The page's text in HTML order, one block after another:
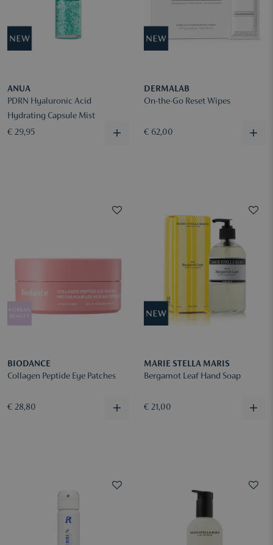
ANUA
PDRN Hyaluronic Acid
Hydrating Capsule Mist
€ 29,95
DERMALAB
On-the-Go Reset Wipes
€ 62,00
BIODANCE
Collagen Peptide Eye Patches
€ 28,80
MARIE STELLA MARIS
Bergamot Leaf Hand Soap
€ 21,00